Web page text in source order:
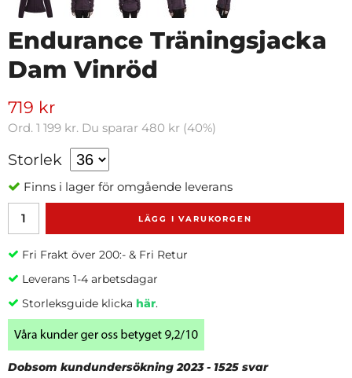
Endurance Träningsjacka
Dam Vinröd
719 kr
Ord. 1 199 kr. Du sparar 480 kr (40%)
Storlek
Finns i lager för omgående leverans
LÄGG I VARUKORGEN
Fri Frakt över 200:- & Fri Retur
Leverans 1-4 arbetsdagar
Storleksguide klicka här.
Dobsom kundundersökning 2023 - 1525 svar